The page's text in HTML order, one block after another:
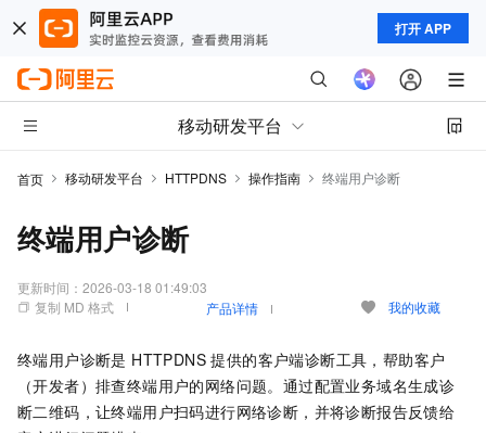
打开 APP
移动研发平台
首页 移动研发平台 HTTPDNS 操作指南 终端用户诊断
终端用户诊断
更新时间： 2026-03-18 01:49:03
复制 MD 格式
产品详情 我的收藏
终端用户诊断是 HTTPDNS 提供的客户端诊断工具，帮助客户
（开发者）排查终端用户的网络问题。通过配置业务域名生成诊
断二维码，让终端用户扫码进行网络诊断，并将诊断报告反馈给